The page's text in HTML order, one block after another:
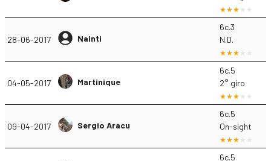
28-06-2017 Nainti
6c.3
N.D.
04-05-2017 Martinique
6c.5
2° giro
09-04-2017 Sergio Aracu
6c.5
On-sight
6c.5